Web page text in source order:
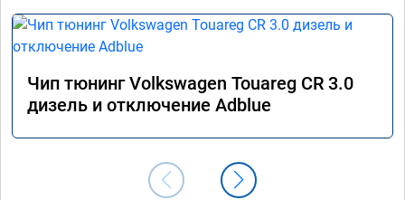
Чип тюнинг Volkswagen Touareg CR 3.0
дизель и отключение Adblue